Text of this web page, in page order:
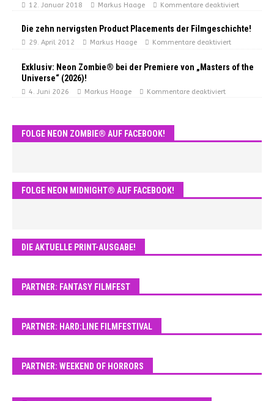
12. Januar 2018 Markus Haage Kommentare deaktiviert
Die zehn nervigsten Product Placements der Filmgeschichte!
29. April 2012 Markus Haage Kommentare deaktiviert
Exklusiv: Neon Zombie® bei der Premiere von „Masters of the
Universe“ (2026)!
4. Juni 2026 Markus Haage Kommentare deaktiviert
FOLGE NEON ZOMBIE® AUF FACEBOOK!
FOLGE NEON MIDNIGHT® AUF FACEBOOK!
DIE AKTUELLE PRINT-AUSGABE!
PARTNER: FANTASY FILMFEST
PARTNER: HARD:LINE FILMFESTIVAL
PARTNER: WEEKEND OF HORRORS